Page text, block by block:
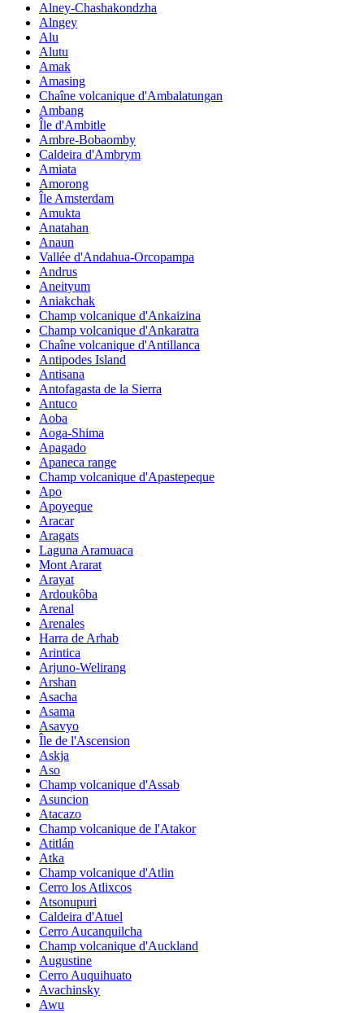
Alney-Chashakondzha
Alngey
Alu
Alutu
Amak
Amasing
Chaîne volcanique d'Ambalatungan
Ambang
Île d'Ambitle
Ambre-Bobaomby
Caldeira d'Ambrym
Amiata
Amorong
Île Amsterdam
Amukta
Anatahan
Anaun
Vallée d'Andahua-Orcopampa
Andrus
Aneityum
Aniakchak
Champ volcanique d'Ankaizina
Champ volcanique d'Ankaratra
Chaîne volcanique d'Antillanca
Antipodes Island
Antisana
Antofagasta de la Sierra
Antuco
Aoba
Aoga-Shima
Apagado
Apaneca range
Champ volcanique d'Apastepeque
Apo
Apoyeque
Aracar
Aragats
Laguna Aramuaca
Mont Ararat
Arayat
Ardoukôba
Arenal
Arenales
Harra de Arhab
Arintica
Arjuno-Welirang
Arshan
Asacha
Asama
Asavyo
Île de l'Ascension
Askja
Aso
Champ volcanique d'Assab
Asuncion
Atacazo
Champ volcanique de l'Atakor
Atitlán
Atka
Champ volcanique d'Atlin
Cerro los Atlixcos
Atsonupuri
Caldeira d'Atuel
Cerro Aucanquilcha
Champ volcanique d'Auckland
Augustine
Cerro Auquihuato
Avachinsky
Awu